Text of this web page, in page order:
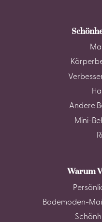
Andere
Mini-
Warum
Bademoden-